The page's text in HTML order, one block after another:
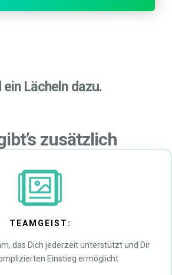
ein Lächeln dazu.
zusätzlich
TEAMGEIST:
das Dich jederzeit unterstützt und Dir
Einstieg ermöglicht